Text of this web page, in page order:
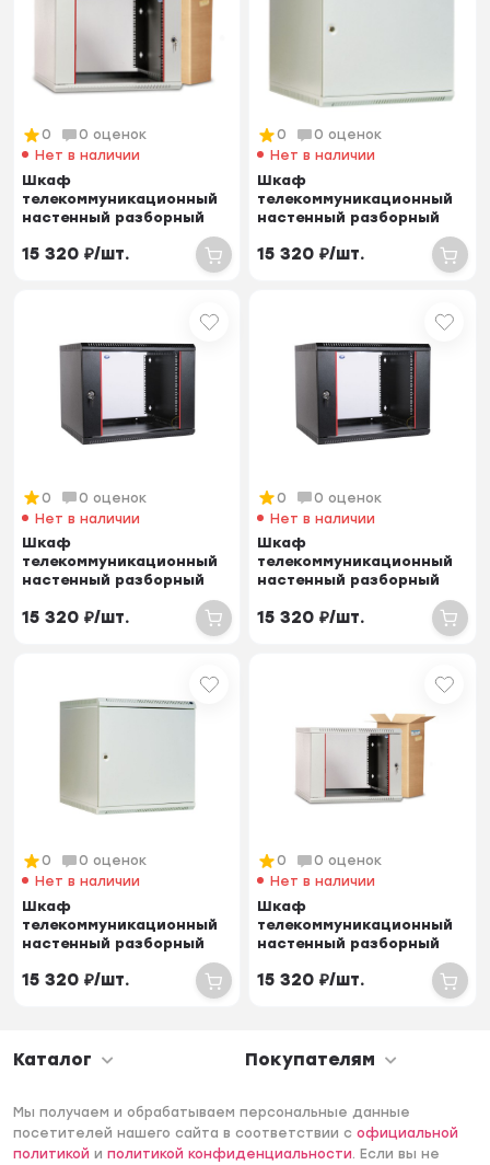
0
0 оценок
Нет в наличии
Шкаф
телекоммуникационный
настенный разборный
стекло
15 320 ₽/шт.
0
0 оценок
Нет в наличии
Шкаф
телекоммуникационный
настенный разборный
металл
15 320 ₽/шт.
0
0 оценок
Нет в наличии
Шкаф
телекоммуникационный
настенный разборный
стекло, цве...
15 320 ₽/шт.
0
0 оценок
Нет в наличии
Шкаф
телекоммуникационный
настенный разборный
стекло, цве...
15 320 ₽/шт.
0
0 оценок
Нет в наличии
Шкаф
телекоммуникационный
настенный разборный
металл
15 320 ₽/шт.
0
0 оценок
Нет в наличии
Шкаф
телекоммуникационный
настенный разборный
стекло
15 320 ₽/шт.
Каталог Покупателям
Мы получаем и обрабатываем персональные данные
посетителей нашего сайта в соответствии софициальной
политикой иполитикой конфиденциальности. Если вы не